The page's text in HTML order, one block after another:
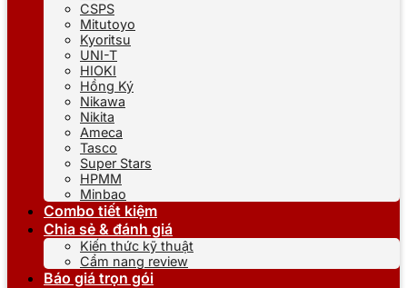
CSPS
Mitutoyo
Kyoritsu
UNI-T
HIOKI
Hồng Ký
Nikawa
Nikita
Ameca
Tasco
Super Stars
HPMM
Minbao
Combo tiết kiệm
Chia sẻ & đánh giá
Kiến thức kỹ thuật
Cẩm nang review
Báo giá trọn gói